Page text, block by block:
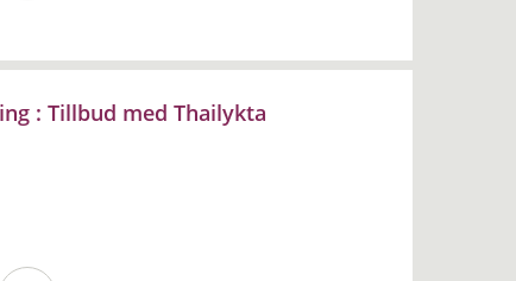
: Tillbud med Thailykta